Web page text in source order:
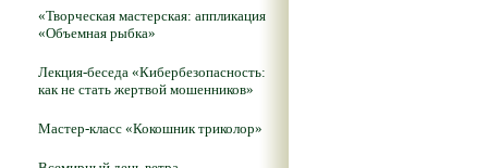
«Творческая мастерская: аппликация
«Объемная рыбка»
Лекция-беседа «Кибербезопасность:
как не стать жертвой мошенников»
Мастер-класс «Кокошник триколор»